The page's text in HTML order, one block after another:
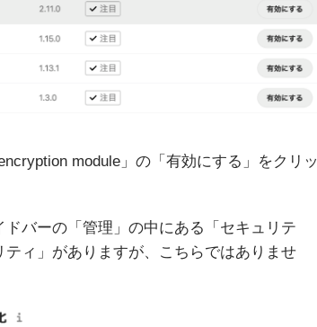
module」の「有効にする」をクリッ
バーの「管理」の中にある「セキュリテ
ィ」がありますが、こちらではありませ